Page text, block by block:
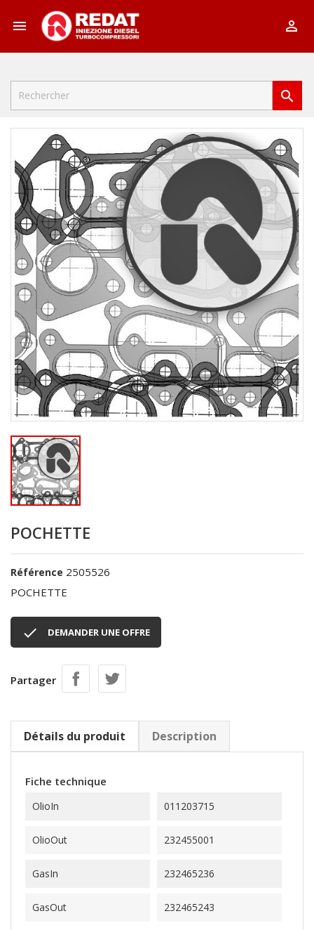
 

POCHETTE
Référence 2505526
POCHETTE
 DEMANDER UNE OFFRE
Partager
Détails du produit Description
Fiche technique
OlioIn 011203715
OlioOut 232455001
GasIn 232465236
GasOut 232465243